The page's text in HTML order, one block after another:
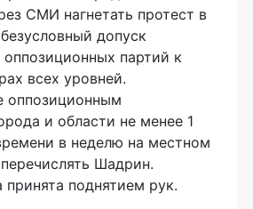
СМИ нагнетать протест в
допуск
оппозиционных партий к
всех уровней.
оппозиционным
и области не менее 1
в неделю на местном
Шадрин.
поднятием рук.